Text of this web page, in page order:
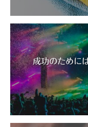
成功のために